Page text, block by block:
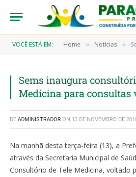
VOCÊ ESTÁ EM: Home » Notícias »
Sems inaugura
Medicina para consultas
DE ADMINISTRADOR ON 13 DE NOVEMBRO DE
Na manhã desta terça-feira (13), a
através da Secretaria Municipal de
Consultório de Tele Medicina, voltado